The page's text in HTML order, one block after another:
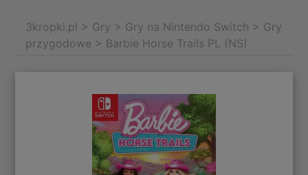
3kropki.pl > Gry > Gry na Nintendo Switch > Gry
przygodowe > Barbie Horse Trails PL (NS)